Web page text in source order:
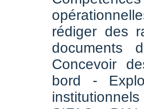
rédiger des
documents
Concevoir
bord -